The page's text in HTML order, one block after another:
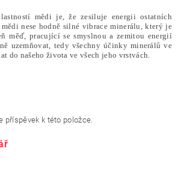
mědi je, že zesiluje energii ostatních
nese hodně silné vibrace minerálu, který je
měď, pracující se smyslnou a zemitou energií
uzemňovat, tedy všechny účinky minerálů ve
do našeho života ve všech jeho vrstvách.
příspěvek k této položce.